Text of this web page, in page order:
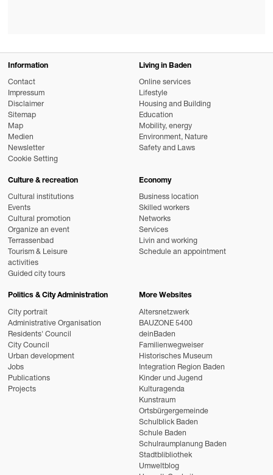
Information
Contact
Impressum
Disclaimer
Sitemap
Map
Medien
Newsletter
Cookie Setting
Living in Baden
Online services
Lifestyle
Housing and Building
Education
Mobility, energy
Environment, Nature
Safety and Laws
Culture & recreation
Cultural institutions
Events
Cultural promotion
Organize an event
Terrassenbad
Tourism & Leisure
activities
Guided city tours
Economy
Business location
Skilled workers
Networks
Services
Livin and working
Schedule an appointment
Politics & City Administration
City portrait
Administrative Organisation
Residents' Council
City Council
Urban development
Jobs
Publications
Projects
More Websites
Altersnetzwerk
BAUZONE 5400
deinBaden
Familienwegweiser
Historisches Museum
Integration Region Baden
Kinder und Jugend
Kulturagenda
Kunstraum
Ortsbürgergemeinde
Schulblick Baden
Schule Baden
Schulraumplanung Baden
Stadtblibliothek
Umweltblog